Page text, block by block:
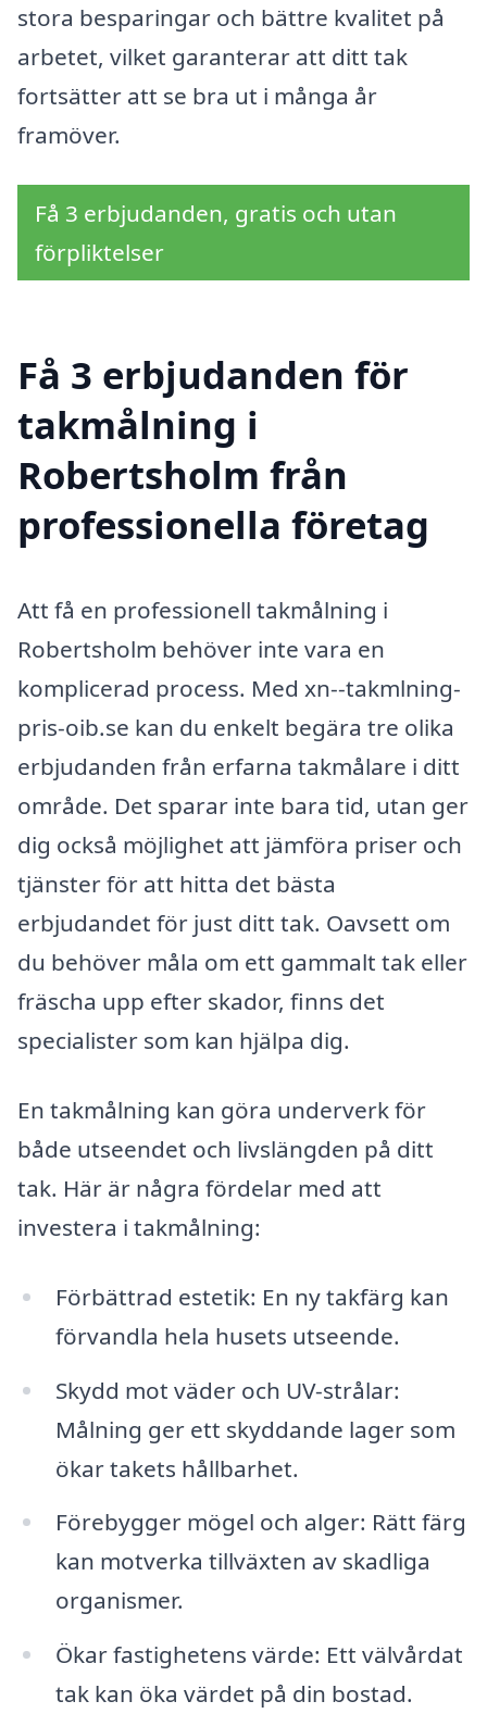
stora besparingar och bättre kvalitet på
arbetet, vilket garanterar att ditt tak
fortsätter att se bra ut i många år
framöver.
Få 3 erbjudanden, gratis och utan
förpliktelser
Få 3 erbjudanden för
takmålning i
Robertsholm från
professionella företag
Att få en professionell takmålning i
Robertsholm behöver inte vara en
komplicerad process. Med xn--takmlning-
pris-oib.se kan du enkelt begära tre olika
erbjudanden från erfarna takmålare i ditt
område. Det sparar inte bara tid, utan ger
dig också möjlighet att jämföra priser och
tjänster för att hitta det bästa
erbjudandet för just ditt tak. Oavsett om
du behöver måla om ett gammalt tak eller
fräscha upp efter skador, finns det
specialister som kan hjälpa dig.
En takmålning kan göra underverk för
både utseendet och livslängden på ditt
tak. Här är några fördelar med att
investera i takmålning:
Förbättrad estetik: En ny takfärg kan
förvandla hela husets utseende.
Skydd mot väder och UV-strålar:
Målning ger ett skyddande lager som
ökar takets hållbarhet.
Förebygger mögel och alger: Rätt färg
kan motverka tillväxten av skadliga
organismer.
Ökar fastighetens värde: Ett välvårdat
tak kan öka värdet på din bostad.